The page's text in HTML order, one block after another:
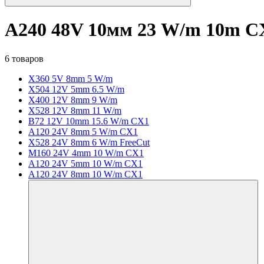
A240 48V 10мм 23 W/m 10m
6 товаров
X360 5V 8mm 5 W/m
X504 12V 5mm 6.5 W/m
X400 12V 8mm 9 W/m
X528 12V 8mm 11 W/m
B72 12V 10mm 15.6 W/m CX1
A120 24V 8mm 5 W/m CX1
X528 24V 8mm 6 W/m FreeCut
M160 24V 4mm 10 W/m CX1
A120 24V 5mm 10 W/m CX1
A120 24V 8mm 10 W/m CX1